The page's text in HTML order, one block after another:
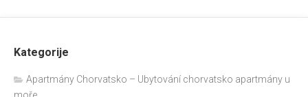
Kategorije
Apartmány Chorvatsko – Ubytování chorvatsko apartmány u
moře